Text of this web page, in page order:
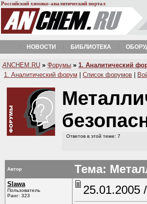
Российский химико-аналитический портал
НОВОСТИ БИБЛИОТЕКА
A NCHEM.RU » Форумы » 1. Аналитический
1. Аналитический форум
Список форумов
Ответов в этой теме: 7
Автор Тема:
Slawa
Пользователь
Ранг: 323
25.01.2005